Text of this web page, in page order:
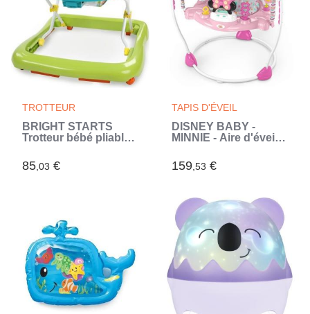
TROTTEUR
BRIGHT STARTS
Trotteur bébé pliable-
interactifs, Hauteur
Réglable, cadeau
85,03 €
TAPIS D'ÉVEIL
DISNEY BABY -
MINNIE - Aire d'éveil
siege sauteur a
rebonds évolutif,
159,53 €